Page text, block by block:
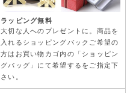
ラッピング無料
大切な人へのプレゼントに。商品を
入れるショッピングバックご希望の
方はお買い物カゴ内の「ショッピン
グバッグ」にて希望するをご指定下
さい。